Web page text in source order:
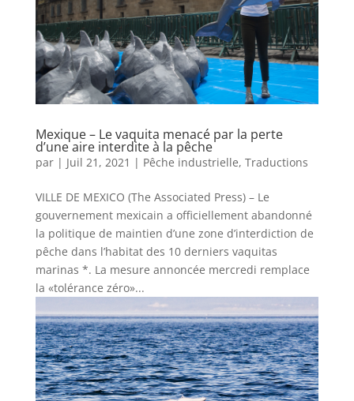
Mexique – Le vaquita menacé par la perte
d’une aire interdite à la pêche
par | Juil 21, 2021 | Pêche industrielle, Traductions
VILLE DE MEXICO (The Associated Press) – Le
gouvernement mexicain a officiellement abandonné
la politique de maintien d’une zone d’interdiction de
pêche dans l’habitat des 10 derniers vaquitas
marinas *. La mesure annoncée mercredi remplace
la «tolérance zéro»...